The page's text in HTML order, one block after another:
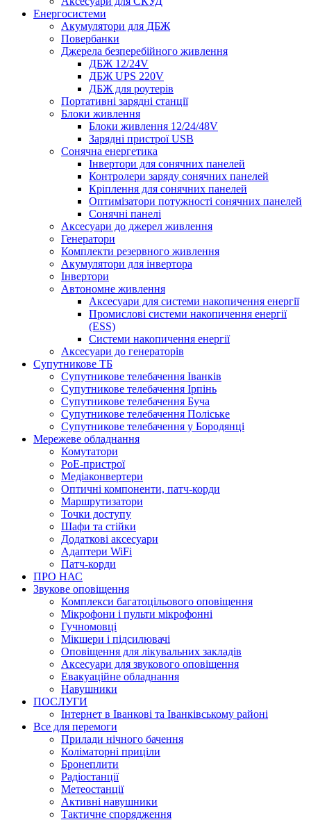
Енергосистеми
Акумулятори для ДБЖ
Повербанки
Джерела безперебійного живлення
ДБЖ 12/24V
ДБЖ UPS 220V
ДБЖ для роутерів
Портативні зарядні станції
Блоки живлення
Блоки живлення 12/24/48V
Зарядні пристрої USB
Сонячна енергетика
Інвертори для сонячних панелей
Контролери заряду сонячних панелей
Кріплення для сонячних панелей
Оптимізатори потужності сонячних панелей
Сонячні панелі
Аксесуари до джерел живлення
Генератори
Комплекти резервного живлення
Акумулятори для інвертора
Інвертори
Автономне живлення
Аксесуари для системи накопичення енергії
Промислові системи накопичення енергії
(ESS)
Системи накопичення енергії
Аксесуари до генераторів
Супутникове ТБ
Супутникове телебачення Іванків
Супутникове телебачення Ірпінь
Супутникове телебачення Буча
Супутникове телебачення Поліське
Супутникове телебачення у Бородянці
Мережеве обладнання
Комутатори
PoE-пристрої
Медіаконвертери
Оптичні компоненти, патч-корди
Маршрутизатори
Точки доступу
Шафи та стійки
Додаткові аксесуари
Адаптери WiFi
Патч-корди
ПРО НАС
Звукове оповіщення
Комплекси багатоцільового оповіщення
Мікрофони і пульти мікрофонні
Гучномовці
Мікшери і підсилювачі
Оповіщення для лікувальних закладів
Аксесуари для звукового оповіщення
Евакуаційне обладнання
Навушники
ПОСЛУГИ
Інтернет в Іванкові та Іванківському районі
Все для перемоги
Прилади нічного бачення
Коліматорні приціли
Бронеплити
Радіостанції
Метеостанції
Активні навушники
Тактичне спорядження